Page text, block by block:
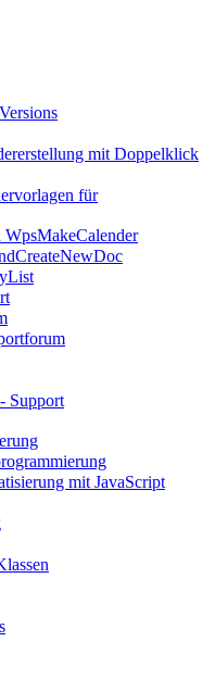
mit Doppelklick
für
Support
mit JavaScript